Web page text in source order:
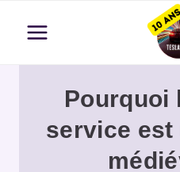
contenu
Pourquoi
service est